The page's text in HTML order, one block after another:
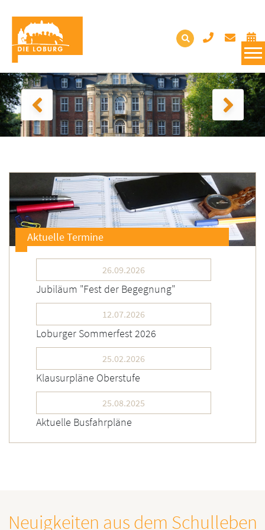
Aktuelle Termine
26.09.2026
Jubiläum "Fest der Begegnung"
12.07.2026
Loburger Sommerfest 2026
25.02.2026
Klausurpläne Oberstufe
25.08.2025
Aktuelle Busfahrpläne
Neuigkeiten aus dem Schulleben